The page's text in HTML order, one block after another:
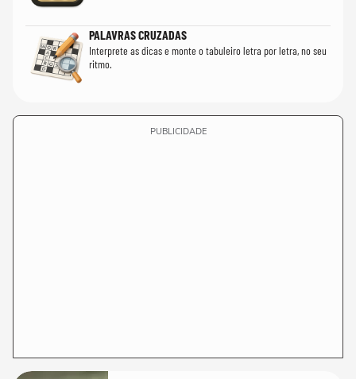
PALAVRAS CRUZADAS
Interprete as dicas e monte o tabuleiro letra por letra, no seu
ritmo.
PUBLICIDADE